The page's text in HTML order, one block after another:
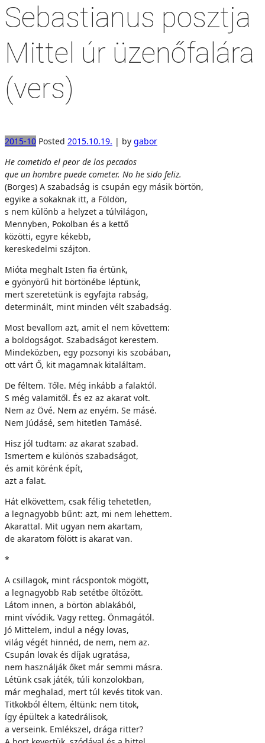
Sebastianus posztja
Mittel úr üzenőfalára
(vers)
2015-10 Posted 2015.10.19. | by gabor
He cometido el peor de los pecados
que un hombre puede cometer. No he sido feliz.
(Borges) A szabadság is csupán egy másik börtön,
egyike a sokaknak itt, a Földön,
s nem különb a helyzet a túlvilágon,
Mennyben, Pokolban és a kettő
közötti, egyre kékebb,
kereskedelmi szájton.
Mióta meghalt Isten fia értünk,
e gyönyörű hit börtönébe léptünk,
mert szeretetünk is egyfajta rabság,
determinált, mint minden vélt szabadság.
Most bevallom azt, amit el nem követtem:
a boldogságot. Szabadságot kerestem.
Mindeközben, egy pozsonyi kis szobában,
ott várt Ő, kit magamnak kitaláltam.
De féltem. Tőle. Még inkább a falaktól.
S még valamitől. És ez az akarat volt.
Nem az Övé. Nem az enyém. Se másé.
Nem Júdásé, sem hitetlen Tamásé.
Hisz jól tudtam: az akarat szabad.
Ismertem e különös szabadságot,
és amit körénk épít,
azt a falat.
Hát elkövettem, csak félig tehetetlen,
a legnagyobb bűnt: azt, mi nem lehettem.
Akarattal. Mit ugyan nem akartam,
de akaratom fölött is akarat van.
*
A csillagok, mint rácspontok mögött,
a legnagyobb Rab setétbe öltözött.
Látom innen, a börtön ablakából,
mint vívódik. Vagy retteg. Önmagától.
Jó Mittelem, indul a négy lovas,
világ végét hinnéd, de nem, nem az.
Csupán lovak és díjak ugratása,
nem használják őket már semmi másra.
Létünk csak játék, túli konzolokban,
már meghalad, mert túl kevés titok van.
Titkokból éltem, éltünk: nem titok,
így épültek a katedrálisok,
a verseink. Emlékszel, drága ritter?